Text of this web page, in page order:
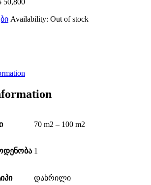
50,800
Availability: Out of stock
70 m2 – 100 m2
1
დახრილი